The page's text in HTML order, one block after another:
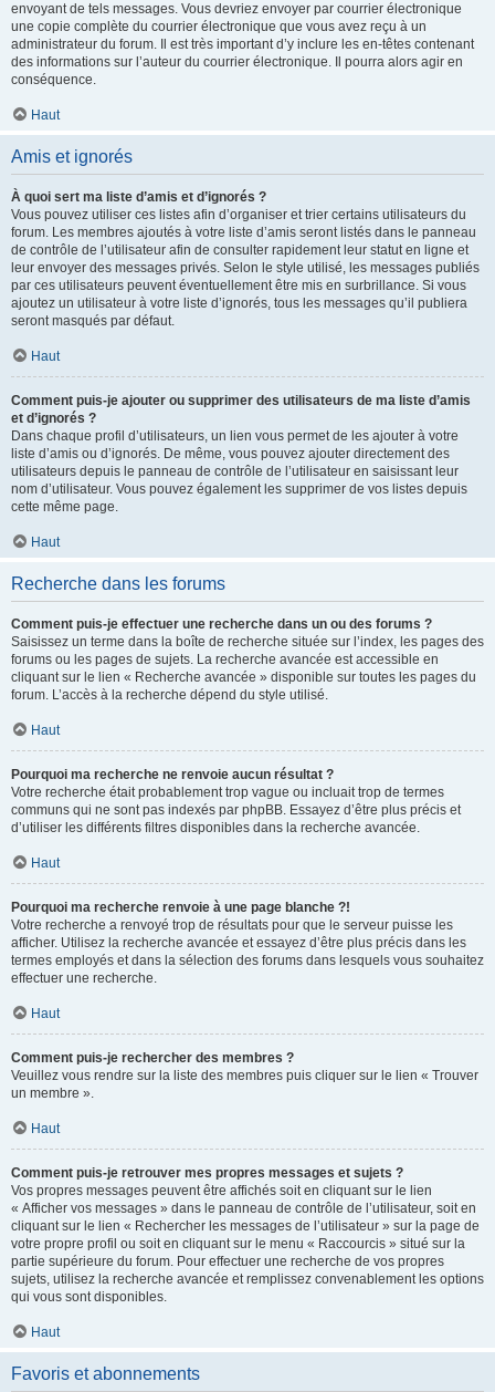
envoyant de tels messages. Vous devriez envoyer par courrier électronique
une copie complète du courrier électronique que vous avez reçu à un
administrateur du forum. Il est très important d’y inclure les en-têtes contenant
des informations sur l’auteur du courrier électronique. Il pourra alors agir en
conséquence.
Haut
Amis et ignorés
À quoi sert ma liste d’amis et d’ignorés ?
Vous pouvez utiliser ces listes afin d’organiser et trier certains utilisateurs du
forum. Les membres ajoutés à votre liste d’amis seront listés dans le panneau
de contrôle de l’utilisateur afin de consulter rapidement leur statut en ligne et
leur envoyer des messages privés. Selon le style utilisé, les messages publiés
par ces utilisateurs peuvent éventuellement être mis en surbrillance. Si vous
ajoutez un utilisateur à votre liste d’ignorés, tous les messages qu’il publiera
seront masqués par défaut.
Haut
Comment puis-je ajouter ou supprimer des utilisateurs de ma liste d’amis
et d’ignorés ?
Dans chaque profil d’utilisateurs, un lien vous permet de les ajouter à votre
liste d’amis ou d’ignorés. De même, vous pouvez ajouter directement des
utilisateurs depuis le panneau de contrôle de l’utilisateur en saisissant leur
nom d’utilisateur. Vous pouvez également les supprimer de vos listes depuis
cette même page.
Haut
Recherche dans les forums
Comment puis-je effectuer une recherche dans un ou des forums ?
Saisissez un terme dans la boîte de recherche située sur l’index, les pages des
forums ou les pages de sujets. La recherche avancée est accessible en
cliquant sur le lien « Recherche avancée » disponible sur toutes les pages du
forum. L’accès à la recherche dépend du style utilisé.
Haut
Pourquoi ma recherche ne renvoie aucun résultat ?
Votre recherche était probablement trop vague ou incluait trop de termes
communs qui ne sont pas indexés par phpBB. Essayez d’être plus précis et
d’utiliser les différents filtres disponibles dans la recherche avancée.
Haut
Pourquoi ma recherche renvoie à une page blanche ?!
Votre recherche a renvoyé trop de résultats pour que le serveur puisse les
afficher. Utilisez la recherche avancée et essayez d’être plus précis dans les
termes employés et dans la sélection des forums dans lesquels vous souhaitez
effectuer une recherche.
Haut
Comment puis-je rechercher des membres ?
Veuillez vous rendre sur la liste des membres puis cliquer sur le lien « Trouver
un membre ».
Haut
Comment puis-je retrouver mes propres messages et sujets ?
Vos propres messages peuvent être affichés soit en cliquant sur le lien
« Afficher vos messages » dans le panneau de contrôle de l’utilisateur, soit en
cliquant sur le lien « Rechercher les messages de l’utilisateur » sur la page de
votre propre profil ou soit en cliquant sur le menu « Raccourcis » situé sur la
partie supérieure du forum. Pour effectuer une recherche de vos propres
sujets, utilisez la recherche avancée et remplissez convenablement les options
qui vous sont disponibles.
Haut
Favoris et abonnements